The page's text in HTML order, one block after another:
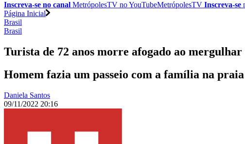
Inscreva-se no canal MetrópolesTV noYouTubeMetrópolesTV Inscreva-se
Página Inicial
Brasil
Brasil
Turista de 72 anos morre afogado ao
Homem fazia um passeio com a família na
Daniela Santos
09/11/2022 20:16